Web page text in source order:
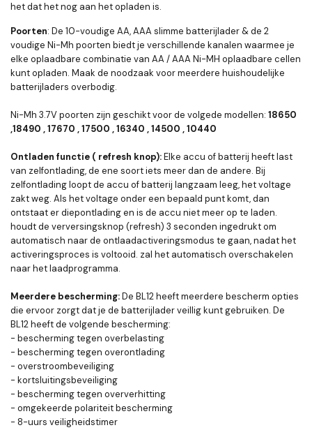
het dat het nog aan het opladen is.
Poorten: De 10-voudige AA, AAA slimme batterijlader & de 2
voudige Ni-Mh poorten biedt je verschillende kanalen waarmee je
elke oplaadbare combinatie van AA / AAA Ni-MH oplaadbare cellen
kunt opladen. Maak de noodzaak voor meerdere huishoudelijke
batterijladers overbodig.
Ni-Mh 3.7V poorten zijn geschikt voor de volgede modellen: 18650
,18490 , 17670 , 17500 , 16340 , 14500 , 10440
Ontladen functie ( refresh knop):Elke accu of batterij heeft last
van zelfontlading, de ene soort iets meer dan de andere. Bij
zelfontlading loopt de accu of batterij langzaam leeg, het voltage
zakt weg. Als het voltage onder een bepaald punt komt, dan
ontstaat er diepontlading en is de accu niet meer op te laden.
houdt de verversingsknop (refresh) 3 seconden ingedrukt om
automatisch naar de ontlaadactiveringsmodus te gaan, nadat het
activeringsproces is voltooid. zal het automatisch overschakelen
naar het laadprogramma.
Meerdere bescherming:De BL12 heeft meerdere bescherm opties
die ervoor zorgt dat je de batterijlader veillig kunt gebruiken. De
BL12 heeft de volgende bescherming:
- bescherming tegen overbelasting
- bescherming tegen overontlading
- overstroombeveiliging
- kortsluitingsbeveiliging
- bescherming tegen oververhitting
- omgekeerde polariteit bescherming
- 8-uurs veiligheidstimer